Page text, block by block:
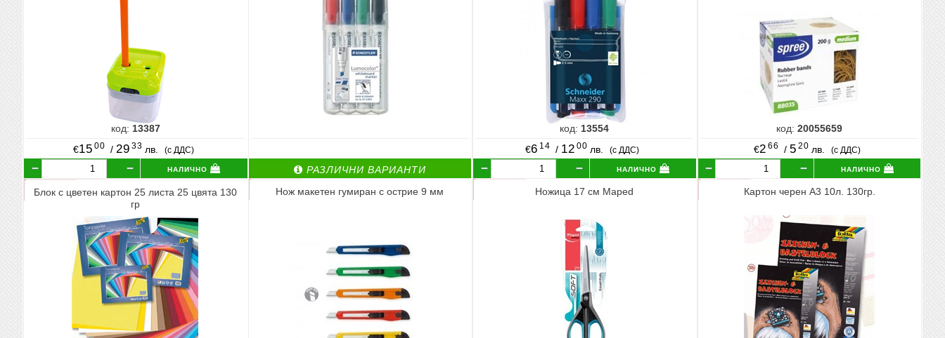
код: 13387
€15 00 / 29 33 лв. (с ДДС)
налично РАЗЛИЧНИ ВАРИАНТИ
код: 13554
€6 14 / 12 00 лв. (с ДДС)
налично
код: 20055659
€2 66 / 5 20 лв. (с ДДС)
налично
Блок с цветен картон 25 листа 25 цвята 130
гр
Нож макетен гумиран с острие 9 мм Ножица 17 см Maped Картон черен А3 10л. 130гр.